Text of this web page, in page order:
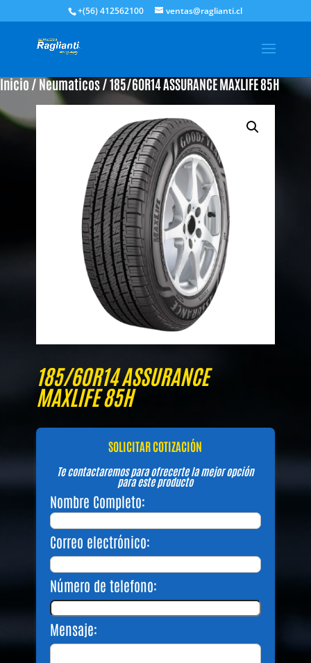
+(56) 412562100 ventas@raglianti.cl
Inicio / Neumaticos/ 185/60R14 ASSURANCE MAXLIFE 85H
185/60R14 ASSURANCE
MAXLIFE 85H
SOLICITAR COTIZACIÓN
Te contactaremos para ofrecerte la mejor opción
para este producto
Nombre Completo:
Correo electrónico:
Número de telefono:
Mensaje: